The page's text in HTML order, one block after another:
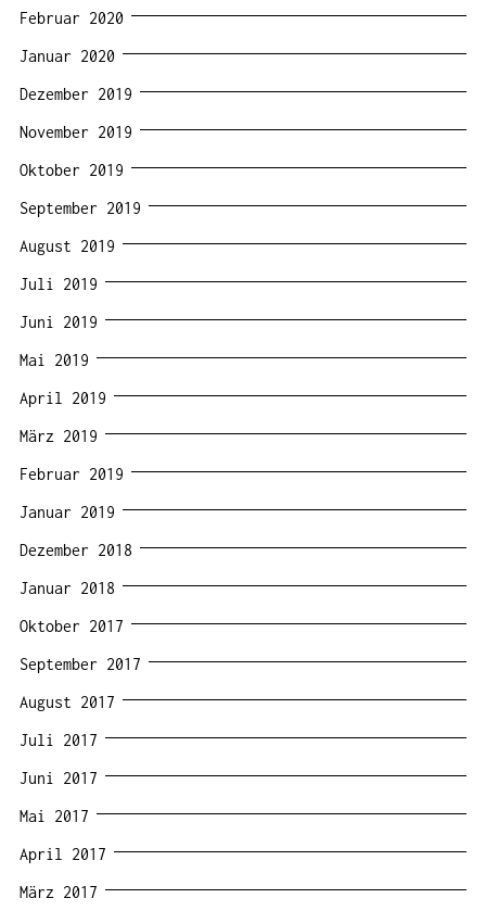
Februar 2020
Januar 2020
Dezember 2019
November 2019
Oktober 2019
September 2019
August 2019
Juli 2019
Juni 2019
Mai 2019
April 2019
März 2019
Februar 2019
Januar 2019
Dezember 2018
Januar 2018
Oktober 2017
September 2017
August 2017
Juli 2017
Juni 2017
Mai 2017
April 2017
März 2017